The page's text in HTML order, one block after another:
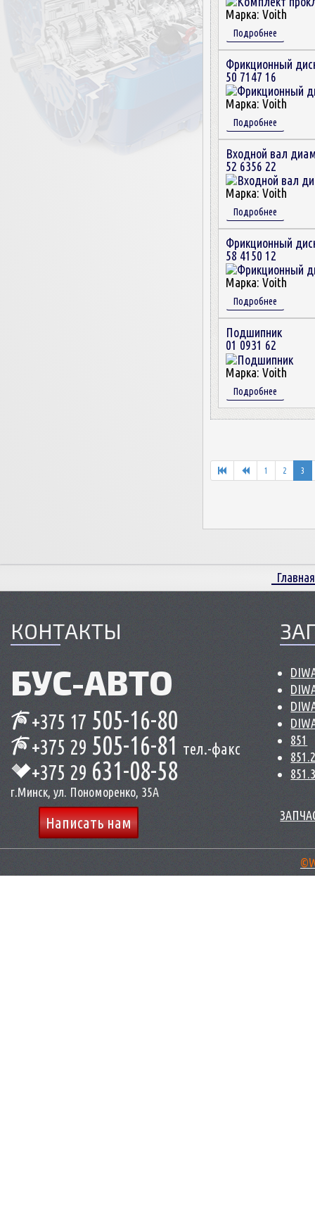
Прокладки и уплотнители
Втулки
Сцепление
Марка: Voith
Подробнее
Фрикционный
50 7147 16
Марка: Voith
Подробнее
Входной вал
52 6356 22
Марка: Voith
Подробнее
Фрикционный
58 4150 12
Марка: Voith
Подробнее
Подшипник
01 0931 62
Марка: Voith
Подробнее
1 2 3
Главная
КОНТАКТЫ
БУС-АВТО
+375 17 505-16-80
+375 29 505-16-81 тел.-факс
+375 29 631-08-58
г.Минск, ул. Пономоренко, 35А
Написать нам
851